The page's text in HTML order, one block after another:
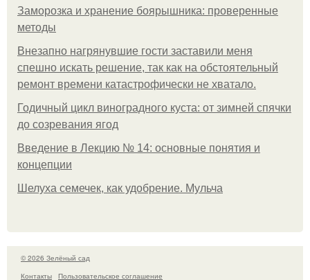
Заморозка и хранение боярышника: проверенные
методы
Внезапно нагрянувшие гости заставили меня
спешно искать решение, так как на обстоятельный
ремонт времени катастрофически не хватало.
Годичный цикл виноградного куста: от зимней спячки
до созревания ягод
Введение в Лекцию № 14: основные понятия и
концепции
Шелуха семечек, как удобрение. Мульча
© 2026 Зелёный сад
Контакты
Пользовательское соглашение